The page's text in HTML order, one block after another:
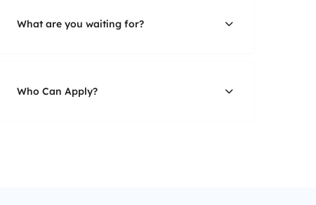
What are you waiting for?
Who Can Apply?